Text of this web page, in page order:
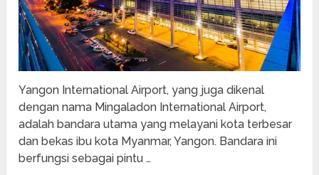
Yangon International Airport, yang juga dikenal
dengan nama Mingaladon International Airport,
adalah bandara utama yang melayani kota terbesar
dan bekas ibu kota Myanmar, Yangon. Bandara ini
berfungsi sebagai pintu …